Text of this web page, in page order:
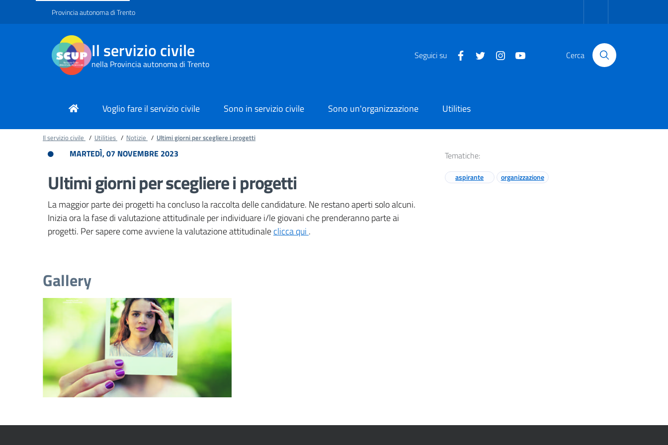
Provincia autonoma di Trento
Il servizio civile
nella Provincia autonoma di Trento
Seguici su Cerca
Voglio fare il servizio civile Sono in servizio civile Sono un'organizzazione Utilities
Il servizio civile / Utilities / Notizie / Ultimi giorni per scegliere i progetti
MARTEDÌ, 07 NOVEMBRE 2023
Ultimi giorni per scegliere i progetti
La maggior parte dei progetti ha concluso la raccolta delle candidature. Ne restano aperti solo alcuni.
Inizia ora la fase di valutazione attitudinale per individuare i/le giovani che prenderanno parte ai
progetti. Per sapere come avviene la valutazione attitudinaleclicca qui .
Tematiche:
aspirante organizzazione
Gallery